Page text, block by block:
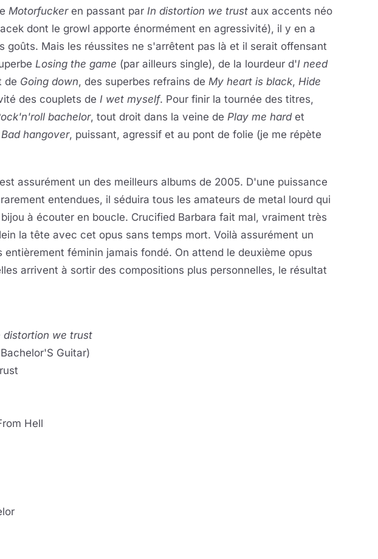
Motorfuckeren passant par In distortion we trust aux accents néo
dont le growl apporte énormément en agressivité), il y en a
goûts. Mais les réussites ne s'arrêtent pas là et il serait offensant
Losing the game (par ailleurs single), de la lourdeur d'I need
de Going down, des superbes refrains de My heart is black, Hide
des couplets de I wet myself. Pour finir la tournée des titres,
bachelor, tout droit dans la veine de Play me hardet
Bad hangover, puissant, agressif et au pont de folie (je me répète
est assurément un des meilleurs albums de 2005. D'une puissance
entendues, il séduira tous les amateurs de metal lourd qui
à écouter en boucle. Crucified Barbara fait mal, vraiment très
la tête avec cet opus sans temps mort. Voilà assurément un
entièrement féminin jamais fondé. On attend le deuxième opus
arrivent à sortir des compositions plus personnelles, le résultat
distortion we trust
Guitar)
Hell